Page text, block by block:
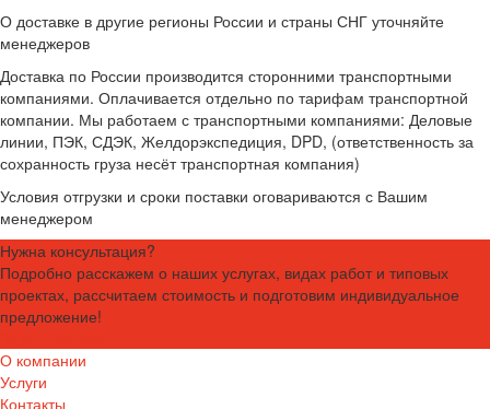
О доставке в другие регионы России и страны СНГ уточняйте
менеджеров
Доставка по России производится сторонними транспортными
компаниями. Оплачивается отдельно по тарифам транспортной
компании. Мы работаем с транспортными компаниями: Деловые
линии, ПЭК, СДЭК, Желдорэкспедиция, DPD, (ответственность за
сохранность груза несёт транспортная компания)
Условия отгрузки и сроки поставки оговариваются с Вашим
менеджером
Нужна консультация?
Подробно расскажем о наших услугах, видах работ и типовых
проектах, рассчитаем стоимость и подготовим индивидуальное
предложение!
О компании
Услуги
Контакты